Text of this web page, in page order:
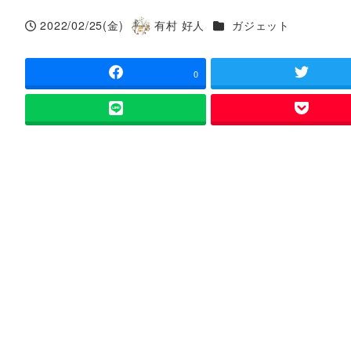
投稿日
2022/02/25(金)
著
有村 好人 カテゴリー
ガジェット
0